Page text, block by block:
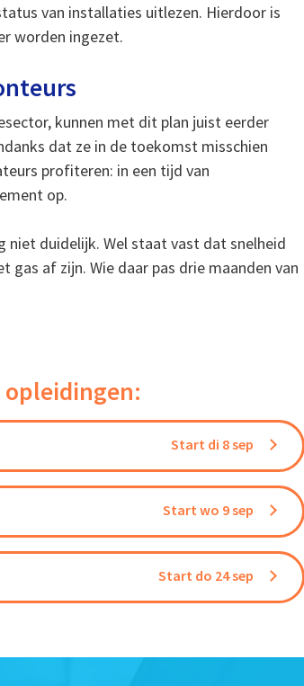
van installaties uitlezen. Hierdoor is
worden ingezet.
kunnen met dit plan juist eerder
dat ze in de toekomst misschien
profiteren: in een tijd van
op.
niet duidelijk. Wel staat vast dat snelheid
gas af zijn. Wie daar pas drie maanden van
opleidingen:
Start di 8 sep
Start wo 9 sep
Start do 24 sep